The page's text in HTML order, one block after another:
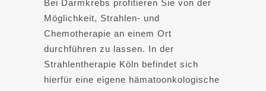
Bei Darmkrebs profitieren Sie von der
Möglichkeit, Strahlen- und
Chemotherapie an einem Ort
durchführen zu lassen. In der
Strahlentherapie Köln befindet sich
hierfür eine eigene hämatoonkologische